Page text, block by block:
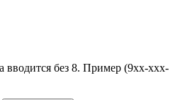
без 8. Пример (9хх-ххх-